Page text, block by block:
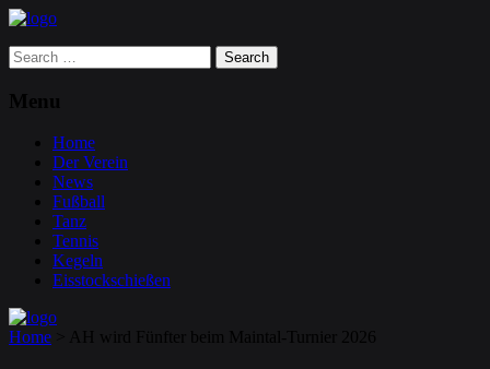
Search
for:
Menu
Home
Der Verein
News
Fußball
Tanz
Tennis
Kegeln
Eisstockschießen
Home AH wird Fünfter beim Maintal-Turnier 2026